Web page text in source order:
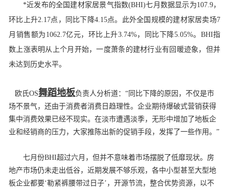
*近发布的全国建材家居景气指数(BHI)七月数据显示为107.9，
环比上升2.17点，同比下降4.15点。此外全国规模的建材家居卖场7
月销售额为1062.7亿元，环比上升3.74%，同比下降5.05%。BHI指
数上涨表明从上个月开始，一度萧条的建材行业有回暖迹象，但并
未达到历史水平。
欧氏OS舞蹈地板负责人分析道： “同比下降的原因，不仅是市
场不景气，还由于消费者消费日趋理性。企业期待爆破式营销获得
集中消费效果已经不现实。在淡市遭遇淡季，无形中增加了地板企
业和经销商的压力，大家推陈出新的促销手段，发挥了一些作用。 ”
七月份BHI超过六月，但并不意味着市场摆脱了低靡现状。房
地产市场仍未走出低谷，近期发展不够乐观，各中小型甚至大型地
板企业都要‘勒紧裤腰带过日子’ ，开源节流，整合优势资源，以不